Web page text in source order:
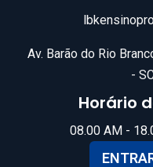
Av. Barão do Rio
-
Horário
08.00 AM -